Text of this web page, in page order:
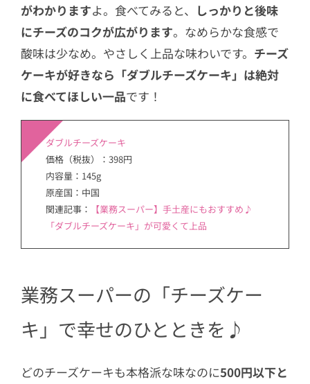
がわかりますよ。食べてみると、 しっかりと後味
にチーズのコクが広がります。なめらかな食感で
酸味は少なめ。やさしく上品な味わいです。 チーズ
ケーキが好きなら「ダブルチーズケーキ」は絶対
に食べてほしい一品です！
ダブルチーズケーキ
価格（税抜）：398円
内容量：145g
原産国：中国
関連記事：
【業務スーパー】手土産にもおすすめ♪
「ダブルチーズケーキ」が可愛くて上品
業務スーパーの「チーズケー
キ」で幸せのひとときを♪
どのチーズケーキも本格派な味なのに500円以下と